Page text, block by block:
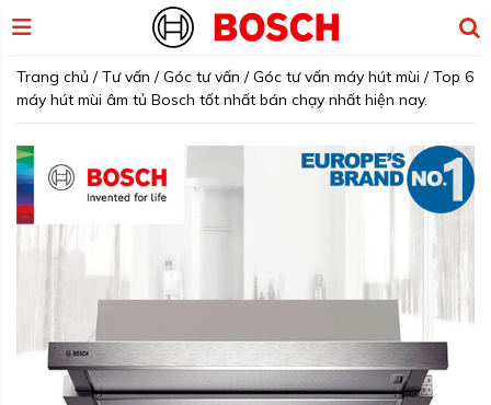
Trang chủ /Tư vấn /Góc tư vấn /Góc tư vấn máy hút mùi /Top 6
máy hút mùi âm tủ Bosch tốt nhất bán chạy nhất hiện nay.